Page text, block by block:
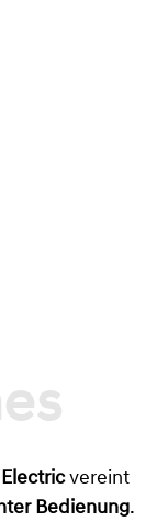
vereint
Bedienung.